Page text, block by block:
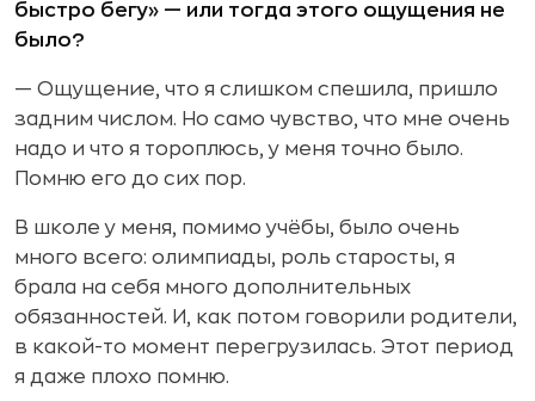
быстро бегу» — или тогда этого ощущения не
было?
— Ощущение, что я слишком спешила, пришло
задним числом. Но само чувство, что мне очень
надо и что я тороплюсь, у меня точно было.
Помню его до сих пор.
В школе у меня, помимо учёбы, было очень
много всего: олимпиады, роль старосты, я
брала на себя много дополнительных
обязанностей. И, как потом говорили родители,
в какой-то момент перегрузилась. Этот период
я даже плохо помню.